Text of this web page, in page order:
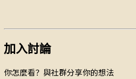
加入討論
你怎麼看？與社群分享你的想法